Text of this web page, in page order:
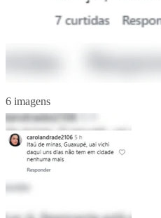
6 imagens